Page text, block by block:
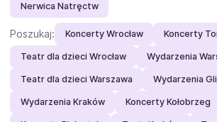
Nerwica Natręctw
Poszukaj: Koncerty Wrocław Koncerty
Teatr dla dzieci Wrocław Wydarzenia
Teatr dla dzieci Warszawa Wydarzenia
Wydarzenia Kraków Koncerty Kołobrzeg